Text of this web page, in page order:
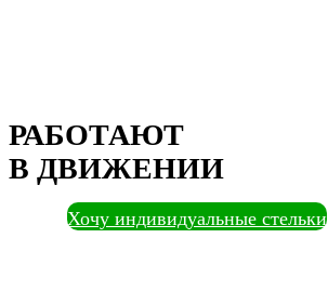
РАБОТАЮТ
В ДВИЖЕНИИ
Хочу индивидуальные стельки